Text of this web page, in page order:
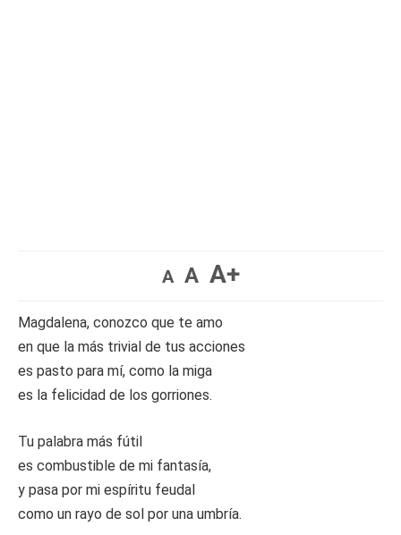
A A A+
Magdalena, conozco que te amo
en que la más trivial de tus acciones
es pasto para mí, como la miga
es la felicidad de los gorriones.
Tu palabra más fútil
es combustible de mi fantasía,
y pasa por mi espíritu feudal
como un rayo de sol por una umbría.